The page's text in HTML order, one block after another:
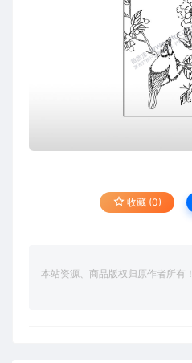
收藏 (0)
本站资源、商品版权归原作者所有！